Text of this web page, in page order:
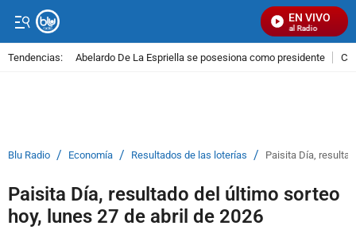
EN VIVO
Señal Visual Radio
Tendencias: Abelardo De La Espriella se posesiona como presidente
Blu Radio / Economía / Resultados de las loterías / Paisita Día,
Paisita Día, resultado del último sorteo
hoy, lunes 27 de abril de 2026